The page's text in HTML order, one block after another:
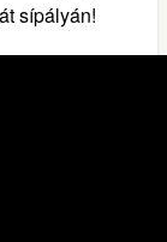
sípályán!